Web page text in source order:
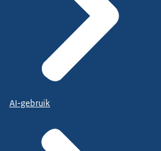
AI-gebruik